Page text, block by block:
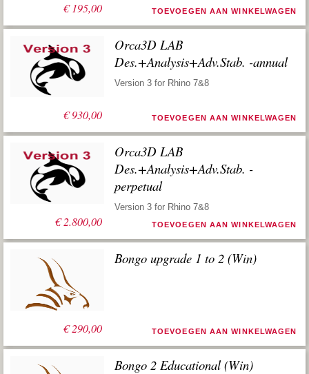
€195,00 TOEVOEGEN AAN WINKELWAGEN
€930,00
Orca3D LAB
Des.+Analysis+Adv.Stab. -annual
Version 3 for Rhino 7&8
TOEVOEGEN AAN WINKELWAGEN
€2.800,00
Orca3D LAB
Des.+Analysis+Adv.Stab. -
perpetual
Version 3 for Rhino 7&8
TOEVOEGEN AAN WINKELWAGEN
€290,00
Bongo upgrade 1 to 2 (Win)
TOEVOEGEN AAN WINKELWAGEN
Bongo 2 Educational (Win)